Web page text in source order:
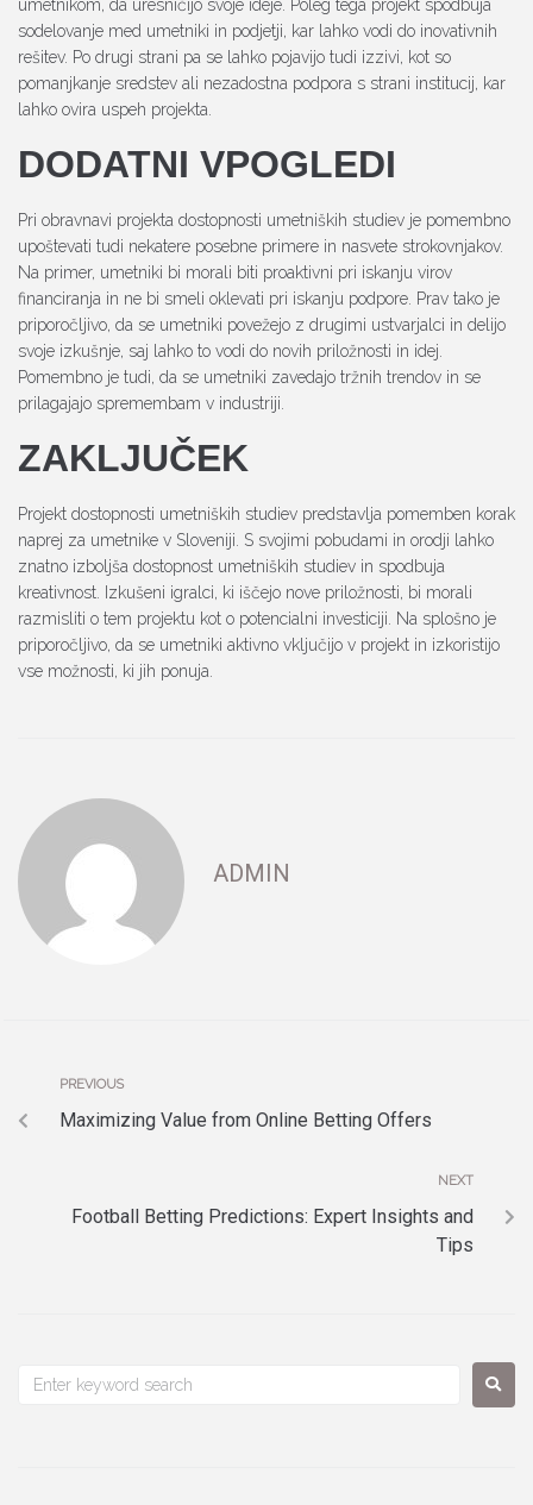
umetnikom, da uresničijo svoje ideje. Poleg tega projekt spodbuja
sodelovanje med umetniki in podjetji, kar lahko vodi do inovativnih
rešitev. Po drugi strani pa se lahko pojavijo tudi izzivi, kot so
pomanjkanje sredstev ali nezadostna podpora s strani institucij, kar
lahko ovira uspeh projekta.
DODATNI VPOGLEDI
Pri obravnavi projekta dostopnosti umetniških studiev je pomembno
upoštevati tudi nekatere posebne primere in nasvete strokovnjakov.
Na primer, umetniki bi morali biti proaktivni pri iskanju virov
financiranja in ne bi smeli oklevati pri iskanju podpore. Prav tako je
priporočljivo, da se umetniki povežejo z drugimi ustvarjalci in delijo
svoje izkušnje, saj lahko to vodi do novih priložnosti in idej.
Pomembno je tudi, da se umetniki zavedajo tržnih trendov in se
prilagajajo spremembam v industriji.
ZAKLJUČEK
Projekt dostopnosti umetniških studiev predstavlja pomemben korak
naprej za umetnike v Sloveniji. S svojimi pobudami in orodji lahko
znatno izboljša dostopnost umetniških studiev in spodbuja
kreativnost. Izkušeni igralci, ki iščejo nove priložnosti, bi morali
razmisliti o tem projektu kot o potencialni investiciji. Na splošno je
priporočljivo, da se umetniki aktivno vključijo v projekt in izkoristijo
vse možnosti, ki jih ponuja.
ADMIN
PREVIOUS
Maximizing Value from Online Betting Offers
NEXT
Football Betting Predictions: Expert Insights and
Tips